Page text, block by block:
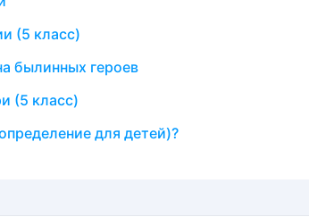
(5 класс)
былинных героев
(5 класс)
для детей)?